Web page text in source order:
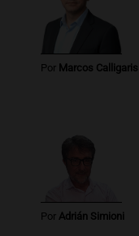
Por Marcos Calligaris
Por Adrián Simioni